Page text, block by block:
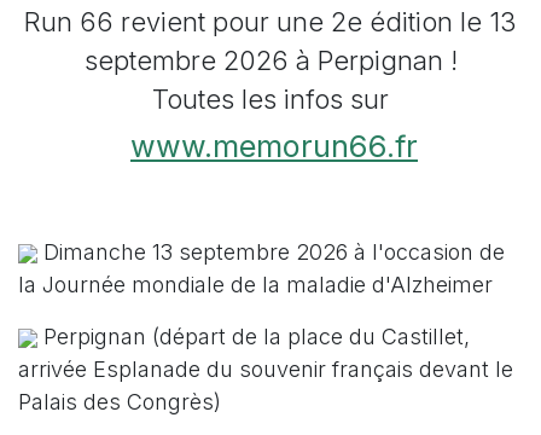
Run 66 revient pour une 2e édition le 13
septembre 2026 à Perpignan !
Toutes les infos sur
www.memorun66.fr
Dimanche 13 septembre 2026 à l'occasion de
la Journée mondiale de la maladie d'Alzheimer
Perpignan (départ de la place du Castillet,
arrivée Esplanade du souvenir français devant le
Palais des Congrès)